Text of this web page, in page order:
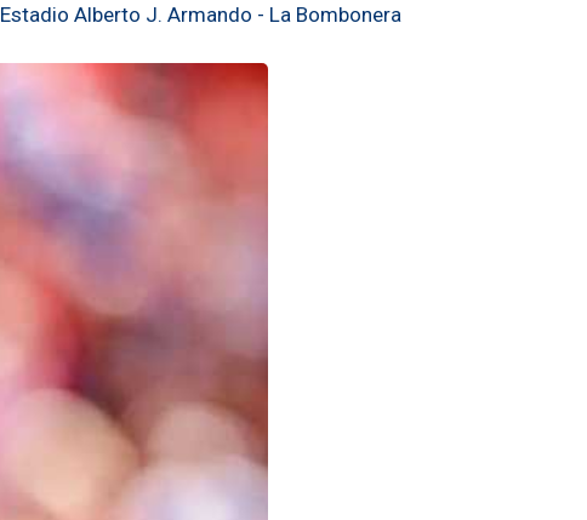
Estadio Alberto J. Armando - La Bombonera